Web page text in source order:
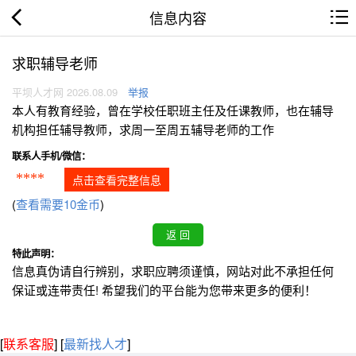
信息内容
求职辅导老师
平坝人才网 2026.08.09 举报
本人有教育经验，曾在学校任职班主任及任课教师，也在辅导
机构担任辅导教师，求周一至周五辅导老师的工作
联系人手机/微信：
**** 点击查看完整信息
(查看需要10金币)
特此声明：
信息真伪请自行辨别，求职应聘须谨慎，网站对此不承担任何
保证或连带责任! 希望我们的平台能为您带来更多的便利！
[联系客服] [最新找人才]